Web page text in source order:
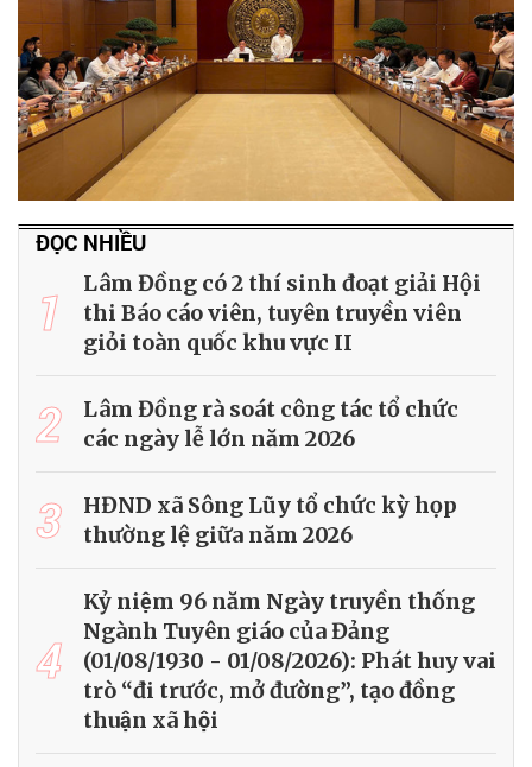
ĐỌC NHIỀU
1
Lâm Đồng có 2 thí sinh đoạt giải Hội
thi Báo cáo viên, tuyên truyền viên
giỏi toàn quốc khu vực II
2
Lâm Đồng rà soát công tác tổ chức
các ngày lễ lớn năm 2026
3
HĐND xã Sông Lũy tổ chức kỳ họp
thường lệ giữa năm 2026
4
Kỷ niệm 96 năm Ngày truyền thống
Ngành Tuyên giáo của Đảng
(01/08/1930 - 01/08/2026): Phát huy vai
trò “đi trước, mở đường”, tạo đồng
thuận xã hội